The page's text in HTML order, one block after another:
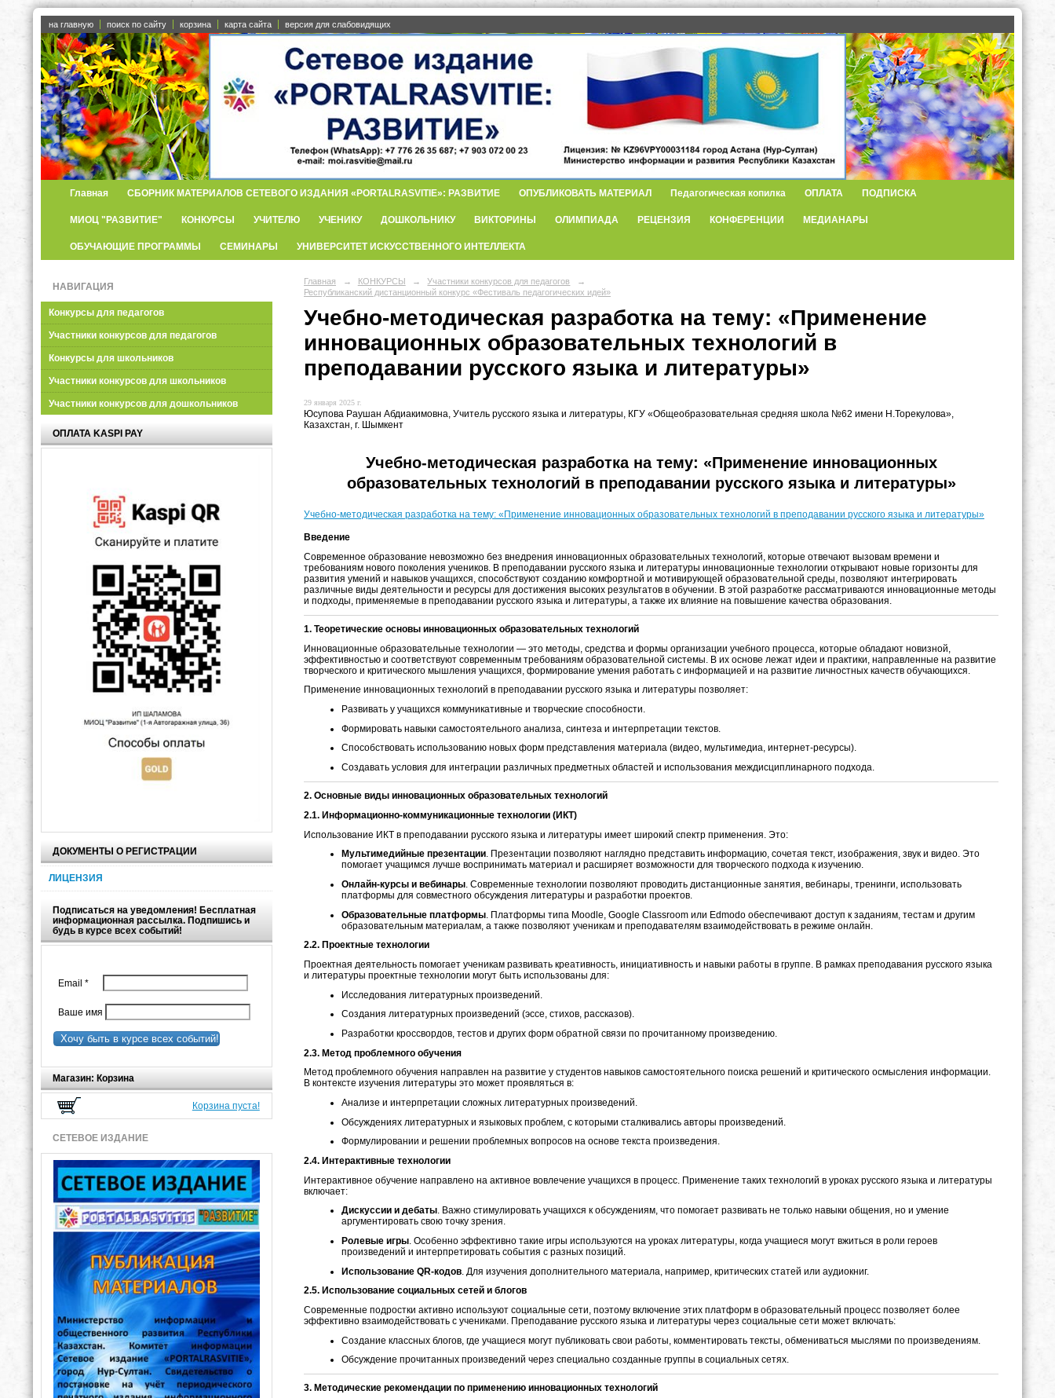
на главную поиск по сайту корзина карта сайта версия для слабовидящих
Главная СБОРНИК МАТЕРИАЛОВ СЕТЕВОГО ИЗДАНИЯ «PORTALRASVITIE»: РАЗВИТИЕ ОПУБЛИКОВАТЬ МАТЕРИАЛ Педагогическая копилка ОПЛАТА ПОДПИСКА
МИОЦ "РАЗВИТИЕ" КОНКУРСЫ УЧИТЕЛЮ УЧЕНИКУ ДОШКОЛЬНИКУ ВИКТОРИНЫ ОЛИМПИАДА РЕЦЕНЗИЯ КОНФЕРЕНЦИИ МЕДИАНАРЫ
ОБУЧАЮЩИЕ ПРОГРАММЫ СЕМИНАРЫ УНИВЕРСИТЕТ ИСКУССТВЕННОГО ИНТЕЛЛЕКТА
НАВИГАЦИЯ
Конкурсы для педагогов
Участники конкурсов для педагогов
Конкурсы для школьников
Участники конкурсов для школьников
Участники конкурсов для дошкольников
ОПЛАТА KASPI PAY
ДОКУМЕНТЫ О РЕГИСТРАЦИИ
ЛИЦЕНЗИЯ
Подписаться на уведомления! Бесплатная
информационная рассылка. Подпишись и
будь в курсе всех событий!
Email *
Ваше имя
Хочу быть в курсе всех событий!
Магазин: Корзина
Корзина пуста!
СЕТЕВОЕ ИЗДАНИЕ
Главная → КОНКУРСЫ → Участники конкурсов для педагогов
→
Республиканский дистанционный конкурс «Фестиваль педагогических идей»
Учебно-методическая разработка на тему: «Применение
инновационных образовательных технологий в
преподавании русского языка и литературы»
29 января 2025 г.
Юсупова Раушан Абдиакимовна, Учитель русского языка и литературы, КГУ «Общеобразовательная средняя школа №62 имени Н.Торекулова»,
Казахстан, г. Шымкент
Учебно-методическая разработка на тему: «Применение инновационных
образовательных технологий в преподавании русского языка и литературы»
Учебно-методическая разработка на тему: «Применение инновационных образовательных технологий в преподавании русского языка и литературы»
Введение
Современное образование невозможно без внедрения инновационных образовательных технологий, которые отвечают вызовам времени и
требованиям нового поколения учеников. В преподавании русского языка и литературы инновационные технологии открывают новые горизонты для
развития умений и навыков учащихся, способствуют созданию комфортной и мотивирующей образовательной среды, позволяют интегрировать
различные виды деятельности и ресурсы для достижения высоких результатов в обучении. В этой разработке рассматриваются инновационные методы
и подходы, применяемые в преподавании русского языка и литературы, а также их влияние на повышение качества образования.
1. Теоретические основы инновационных образовательных технологий
Инновационные образовательные технологии — это методы, средства и формы организации учебного процесса, которые обладают новизной,
эффективностью и соответствуют современным требованиям образовательной системы. В их основе лежат идеи и практики, направленные на развитие
творческого и критического мышления учащихся, формирование умения работать с информацией и на развитие личностных качеств обучающихся.
Применение инновационных технологий в преподавании русского языка и литературы позволяет:
Развивать у учащихся коммуникативные и творческие способности.
Формировать навыки самостоятельного анализа, синтеза и интерпретации текстов.
Способствовать использованию новых форм представления материала (видео, мультимедиа, интернет-ресурсы).
Создавать условия для интеграции различных предметных областей и использования междисциплинарного подхода.
2. Основные виды инновационных образовательных технологий
2.1. Информационно-коммуникационные технологии (ИКТ)
Использование ИКТ в преподавании русского языка и литературы имеет широкий спектр применения. Это:
Мультимедийные презентации. Презентации позволяют наглядно представить информацию, сочетая текст, изображения, звук и видео. Это
помогает учащимся лучше воспринимать материал и расширяет возможности для творческого подхода к изучению.
Онлайн-курсы и вебинары. Современные технологии позволяют проводить дистанционные занятия, вебинары, тренинги, использовать
платформы для совместного обсуждения литературы и разработки проектов.
Образовательные платформы . Платформы типа Moodle, Google Classroom или Edmodo обеспечивают доступ к заданиям, тестам и другим
образовательным материалам, а также позволяют ученикам и преподавателям взаимодействовать в режиме онлайн.
2.2. Проектные технологии
Проектная деятельность помогает ученикам развивать креативность, инициативность и навыки работы в группе. В рамках преподавания русского языка
и литературы проектные технологии могут быть использованы для:
Исследования литературных произведений.
Создания литературных произведений (эссе, стихов, рассказов).
Разработки кроссвордов, тестов и других форм обратной связи по прочитанному произведению.
2.3. Метод проблемного обучения
Метод проблемного обучения направлен на развитие у студентов навыков самостоятельного поиска решений и критического осмысления информации.
В контексте изучения литературы это может проявляться в:
Анализе и интерпретации сложных литературных произведений.
Обсуждениях литературных и языковых проблем, с которыми сталкивались авторы произведений.
Формулировании и решении проблемных вопросов на основе текста произведения.
2.4. Интерактивные технологии
Интерактивное обучение направлено на активное вовлечение учащихся в процесс. Применение таких технологий в уроках русского языка и литературы
включает:
Дискуссии и дебаты. Важно стимулировать учащихся к обсуждениям, что помогает развивать не только навыки общения, но и умение
аргументировать свою точку зрения.
Ролевые игры. Особенно эффективно такие игры используются на уроках литературы, когда учащиеся могут вжиться в роли героев
произведений и интерпретировать события с разных позиций.
Использование QR-кодов . Для изучения дополнительного материала, например, критических статей или аудиокниг.
2.5. Использование социальных сетей и блогов
Современные подростки активно используют социальные сети, поэтому включение этих платформ в образовательный процесс позволяет более
эффективно взаимодействовать с учениками. Преподавание русского языка и литературы через социальные сети может включать:
Создание классных блогов, где учащиеся могут публиковать свои работы, комментировать тексты, обмениваться мыслями по произведениям.
Обсуждение прочитанных произведений через специально созданные группы в социальных сетях.
3. Методические рекомендации по применению инновационных технологий